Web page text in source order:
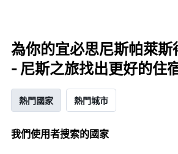
為你的宜必思尼斯帕萊斯
- 尼斯之旅找出更好的住
熱門國家 熱門城市
我們使用者搜索的國家